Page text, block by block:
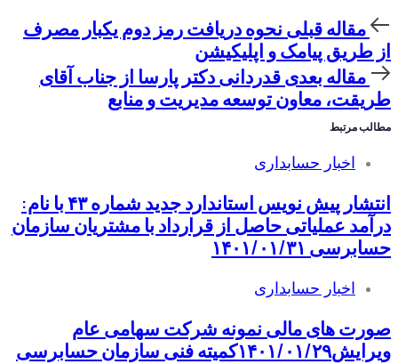
مقاله
قبلی
مقاله قبلی نحوه دریافت رمز دوم یکبار مصرف
از طریق پیامک و اپلیکیشن
مقاله
بعدی
مقاله بعدیقدردانی دکتر پارسا از جناب آقای
طریقت، معاون توسعه مدیریت و منابع
مطالب مرتبط
اخبار حسابداری
انتشار پیش نویس استاندارد جدید شماره ۴۳ با نام:
درآمد عملیاتی حاصل از قرارداد با مشتریان سازمان
حسابرسی ۱۴۰۱/۰۱/۳۱
اخبار حسابداری
صورت های مالی نمونه شرکت سهامی عام
ویرایش۱۴۰۱/۰۱/۲۹کمیته فنی سازمان حسابرسی